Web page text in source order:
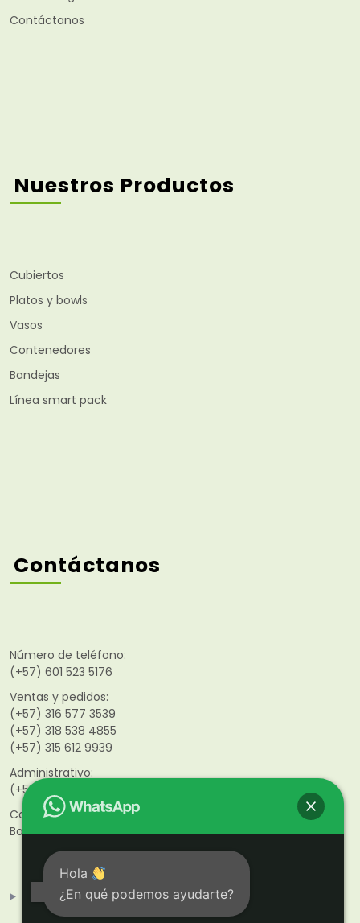
Contáctanos
Nuestros Productos
Cubiertos
Platos y bowls
Vasos
Contenedores
Bandejas
Línea smart pack
Contáctanos
Número de teléfono:
(+57) 601 523 5176
Ventas y pedidos:
(+57) 316 577 3539
(+57) 318 538 4855
(+57) 315 612 9939
Administrativo:
(+57) 316 468 9851
Calle 141 #46–21
Bogotá D.C. Colombia
Hola
¿En qué podemos ayudarte?